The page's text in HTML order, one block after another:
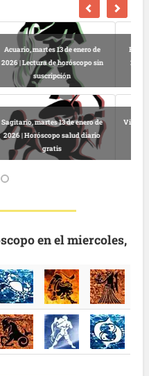
Libra, martes 13 de enero de 2026 |
Lectura horóscopo online
Leo, martes 13 de enero de 2026 |
Horóscopo completo y gratuito
en el miercoles,